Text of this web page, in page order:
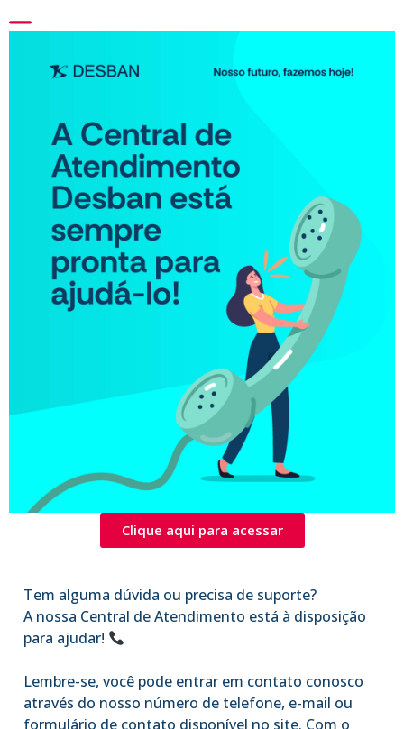
Clique aqui para acessar
Tem alguma dúvida ou precisa de suporte?
A nossa Central de Atendimento está à disposição
para ajudar!
Lembre-se, você pode entrar em contato conosco
através do nosso número de telefone, e-mail ou
formulário de contato disponível no site. Com o